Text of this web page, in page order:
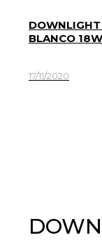
BLANCO
17/11/2020